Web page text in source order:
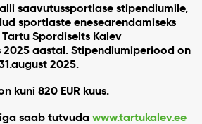
saavutussportlase stipendiumile,
sportlaste enesearendamiseks
Spordiselts Kalev
2025 aastal.Stipendiumiperiood on
2025.
kuni 820 EUR kuus.
saab tutvudawww.tartukalev.ee